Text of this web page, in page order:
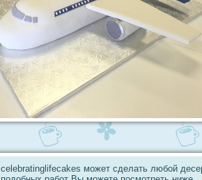
celebratinglifecakes может сделать любой